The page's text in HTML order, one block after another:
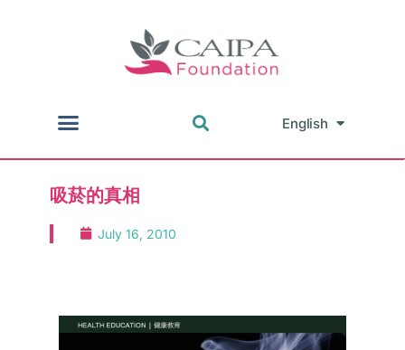
English
中文
吸菸的真相
July 16, 2010